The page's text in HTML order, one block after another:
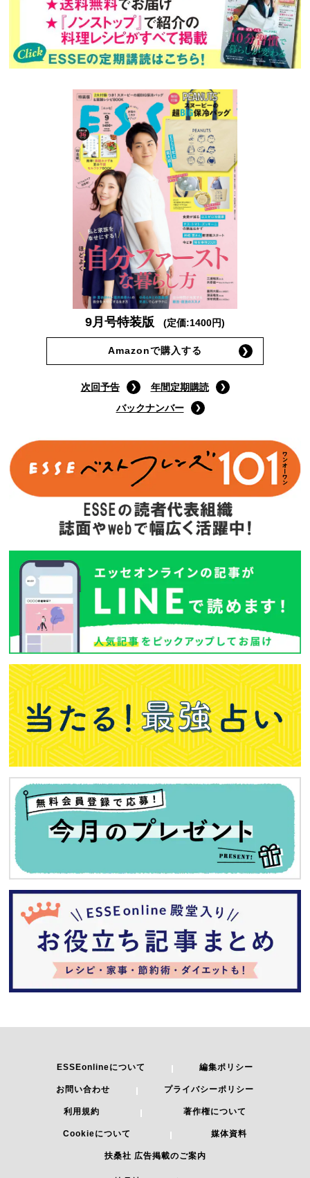
9月号特装版 (定価:1400円)
Amazonで購入する
次回予告
年間定期購読
バックナンバー
ESSEonlineについて 編集ポリシー
お問い合わせ プライバシーポリシー
利用規約 著作権について
Cookieについて 媒体資料
扶桑社 広告掲載のご案内